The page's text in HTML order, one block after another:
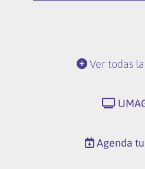
Ver todas
Agenda